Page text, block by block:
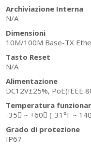
Archiviazione Interna
N/A
Dimensioni
10M/100M Base-TX
Tasto Reset
N/A
Alimentazione
DC12V±25%, PoE(IEEE
Temperatura
-35􀂥 ~ +60􀂥 (-31°F ~
Grado di protezione
IP67